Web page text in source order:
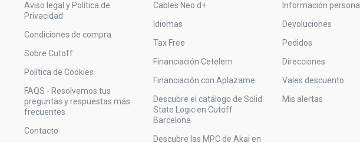
Aviso legal y Política de
Privacidad
Condiciones de compra
Sobre Cutoff
Política de Cookies
FAQS - Resolvemos tus
preguntas y respuestas más
frecuentes
Contacto
Cables Neo d+
Idiomas
Tax Free
Financiación Cetelem
Financiación con Aplazame
Descubre el catálogo de Solid
State Logic en Cutoff
Barcelona
Descubre las MPC de Akai en
Información personal
Devoluciones
Pedidos
Direcciones
Vales descuento
Mis alertas